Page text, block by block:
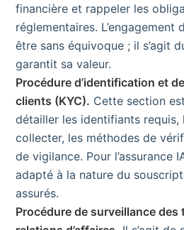
financière et rappeler les
réglementaires.
être sans équivoque ; il s’agit
garantit sa valeur.
Procédure d’identification et
clients (KYC). Cette section
détailler les identifiants requis,
collecter, les méthodes de
de vigilance. Pour l’assurance
adapté à la nature du
assurés.
Procédure de surveillance